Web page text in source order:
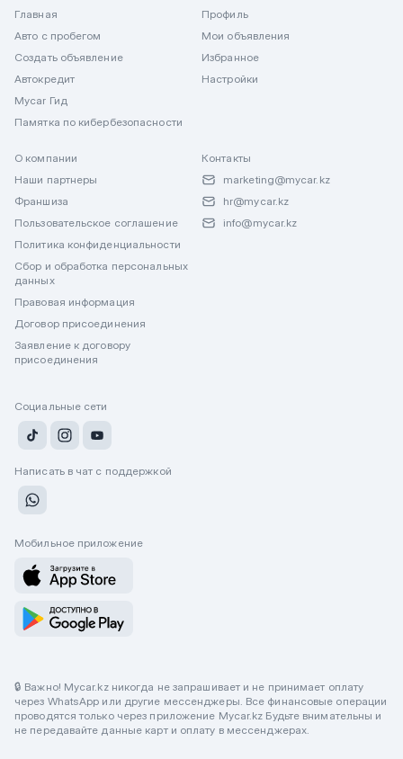
Главная
Авто с пробегом
Создать объявление
Автокредит
Mycar Гид
Памятка по кибербезопасности
Профиль
Мои объявления
Избранное
Настройки
О компании
Наши партнеры
Франшиза
Пользовательское соглашение
Политика конфиденциальности
Сбор и обработка персональных
данных
Правовая информация
Договор присоединения
Заявление к договору
присоединения
Контакты
marketing@mycar.kz
hr@mycar.kz
info@mycar.kz
Социальные сети
Написать в чат с поддержкой
Мобильное приложение
🔒 Важно! Mycar.kz никогда не запрашивает и не принимает оплату
через WhatsApp или другие мессенджеры. Все финансовые операции
проводятся только через приложение Mycar.kz Будьте внимательны и
не передавайте данные карт и оплату в мессенджерах.